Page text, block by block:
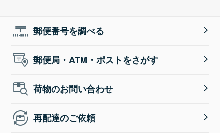
郵便番号を調べる
郵便局・ATM・ポストをさがす
荷物のお問い合わせ
再配達のご依頼